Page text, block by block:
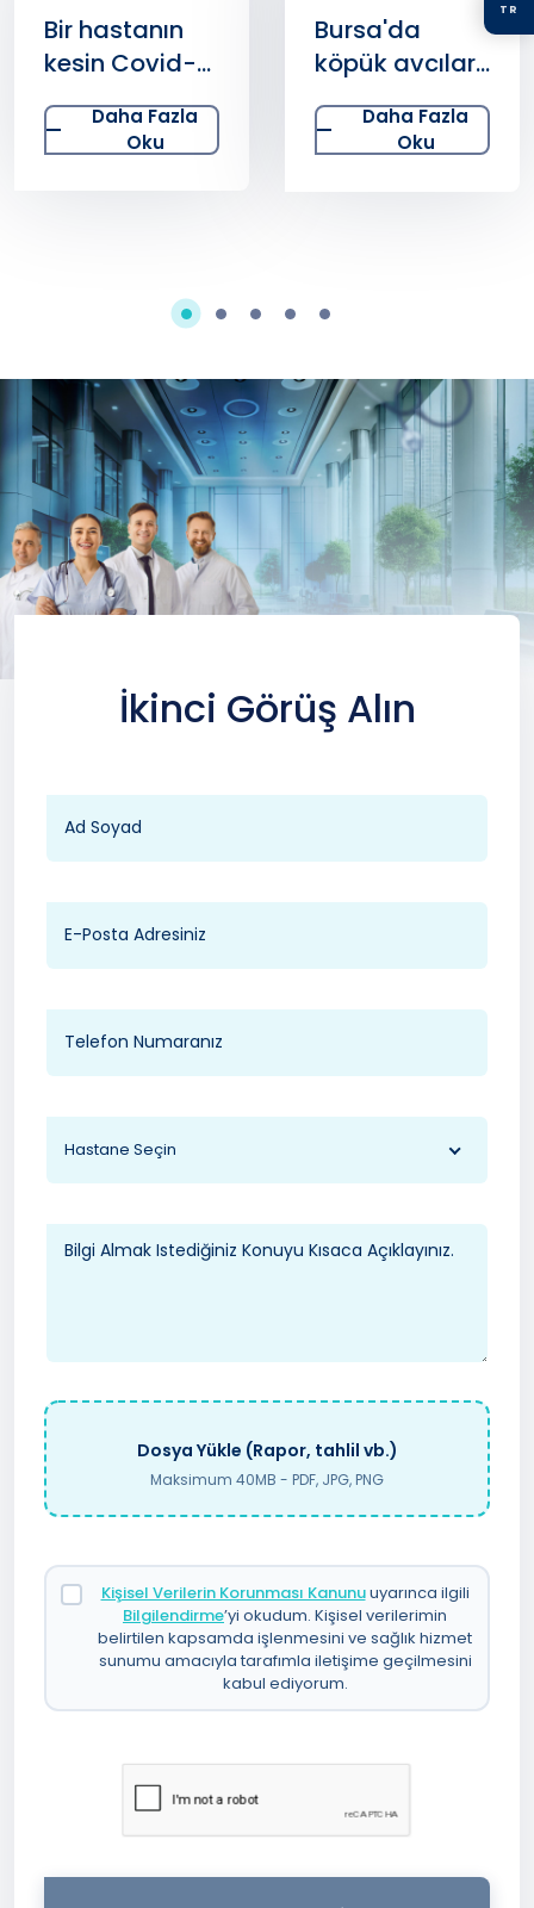
TR
Bir hastanın
kesin Covid-
19 virüsü
taşıdığı nasıl
anlaşılır?
Daha Fazla
Oku
Bursa'da
köpük avcıları
iş başında
Daha Fazla
Oku
İkinci Görüş Alın
Hastane Seçin
Dosya Yükle (Rapor, tahlil vb.)
Maksimum 40MB - PDF, JPG, PNG
Kişisel Verilerin Korunması Kanunuuyarınca ilgili
Bilgilendirme’yi okudum. Kişisel verilerimin
belirtilen kapsamda işlenmesini ve sağlık hizmet
sunumu amacıyla tarafımla iletişime geçilmesini
kabul ediyorum.